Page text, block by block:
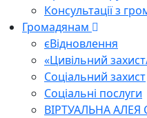
Консультації з
Громадянам
єВідновлення
«Цивільний
Соціальний захист
Соціальні послуги
ВІРТУАЛЬНА